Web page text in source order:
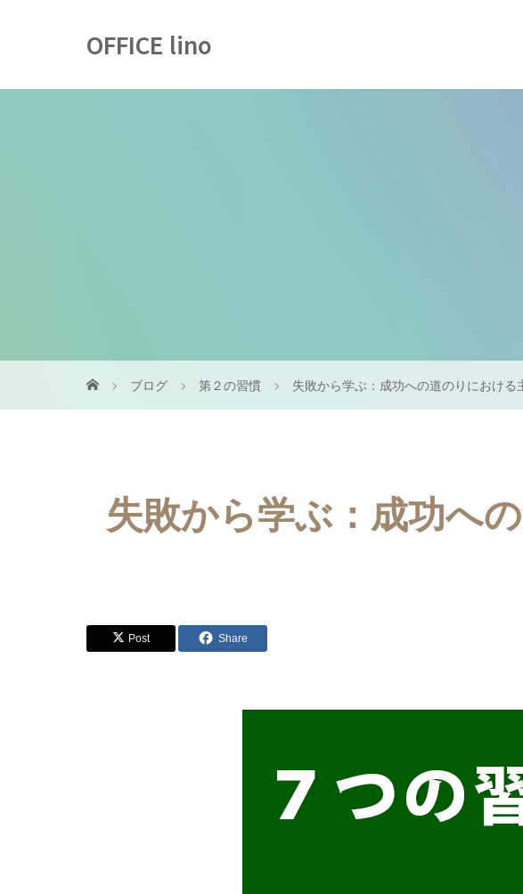
OFFICE lino
ブログ 第２の習慣 失敗から学ぶ：成功への道のりにおける
失敗から学ぶ：成功へ
Post Share